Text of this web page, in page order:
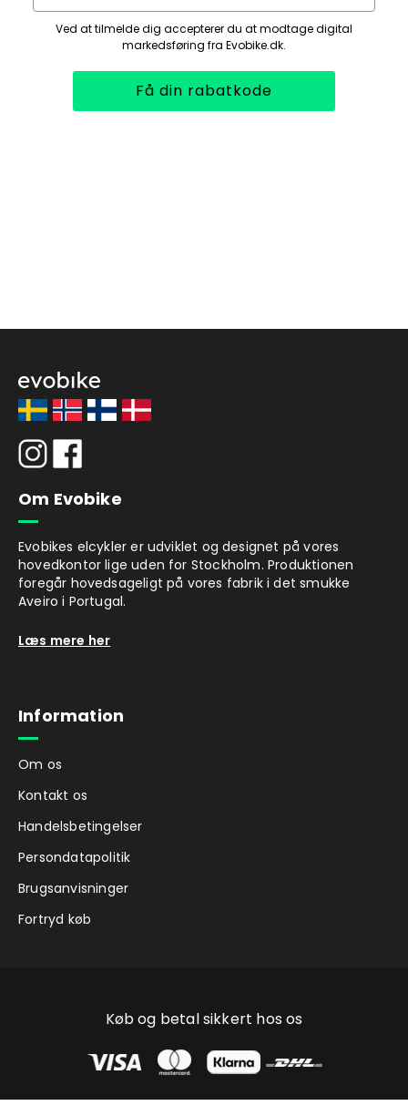
Ved at tilmelde dig accepterer du at modtage digital
markedsføring fra Evobike.dk.
Få din rabatkode
Om Evobike
Evobikes elcykler er udviklet og designet på vores
hovedkontor lige uden for Stockholm. Produktionen
foregår hovedsageligt på vores fabrik i det smukke
Aveiro i Portugal.
Læs mere her
Information
Om os
Kontakt os
Handelsbetingelser
Persondatapolitik
Brugsanvisninger
Fortryd køb
Køb og betal sikkert hos os